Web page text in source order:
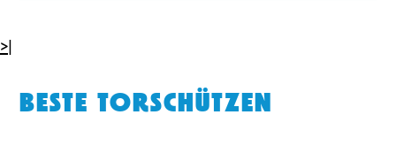
>|
BESTE TORSCHÜTZEN